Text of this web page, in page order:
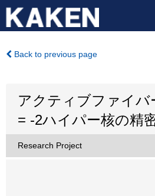
Back to previous page
アクティブファイバ
= -2ハイパー核の精
Research Project